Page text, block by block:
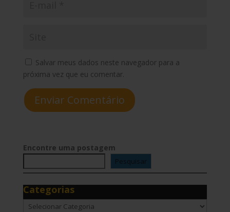
Salvar meus dados neste navegador para a
próxima vez que eu comentar.
Enviar Comentário
Encontre uma postagem
Pesquisar
Categorias
Categorias